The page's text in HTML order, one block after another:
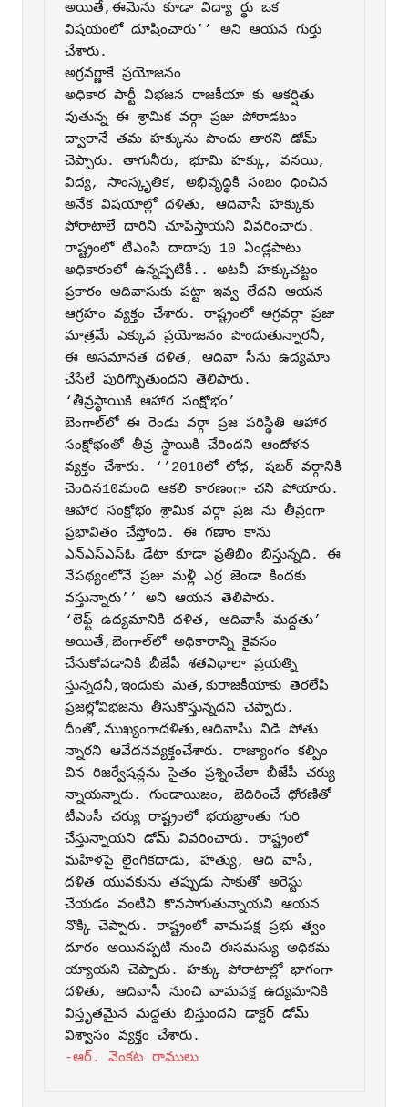
అయితే,ఈమెను కూడా విద్యా ర్థు ఒక
విషయంలో దూషించారు’’ అని ఆయన గుర్తు
చేశారు.
అగ్రవర్ణాకే ప్రయోజనం
అధికార పార్టీ విభజన రాజకీయా కు ఆకర్షితు
వుతున్న ఈ శ్రామిక వర్గా ప్రజు పోరాడటం
ద్వారానే తమ హక్కును పొందు తారని డోమ్‌
చెప్పారు. తాగునీరు, భూమి హక్కు, వనయి,
విద్య, సాంస్కృతిక, అభివృద్ధికి సంబం ధించిన
అనేక విషయాల్లో దళితు, ఆదివాసీ హక్కుకు
పోరాటాలే దారిని చూపిస్తాయని వివరించారు.
రాష్ట్రంలో టీఎంసీ దాదాపు 10 ఏండ్లపాటు
అధికారంలో ఉన్నప్పటికీ.. అటవీ హక్కుచట్టం
ప్రకారం ఆదివాసుకు పట్టా ఇవ్వ లేదని ఆయన
ఆగ్రహం వ్యక్తం చేశారు. రాష్ట్రంలో అగ్రవర్గా ప్రజు
మాత్రమే ఎక్కువ ప్రయోజనం పొందుతున్నారనీ,
ఈ అసమానత దళిత, ఆదివా సీను ఉద్యమాు
చేసేలే పురిగ్పొుతుందని తెలిపారు.
‘తీవ్రస్థాయికి ఆహార సంక్షోభం’
బెంగాల్‌లో ఈ రెండు వర్గా ప్రజ పరిస్థితి ఆహార
సంక్షోభంతో తీవ్ర స్థాయికి చేరిందని ఆందోళన
వ్యక్తం చేశారు. ‘’2018లో లోధ, షబర్‌ వర్గానికి
చెందిన10మంది ఆకలి కారణంగా చని పోయారు.
ఆహార సంక్షోభం శ్రామిక వర్గా ప్రజ ను తీవ్రంగా
ప్రభావితం చేస్తోంది. ఈ గణాం కాను
ఎన్‌ఎస్‌ఎస్‌ఓ డేటా కూడా ప్రతిబిం బిస్తున్నది. ఈ
నేపథ్యంలోనే ప్రజు మళ్లీ ఎర్ర జెండా కిందకు
వస్తున్నారు’’ అని ఆయన తెలిపారు.
‘లెఫ్ట్‌ ఉద్యమానికి దళిత, ఆదివాసీ మద్దతు’
అయితే,బెంగాల్‌లో అధికారాన్ని కైవసం
చేసుకోవడానికి బీజేపీ శతవిధాలా ప్రయత్ని
స్తున్నదనీ,ఇందుకు మత,కురాజకీయాకు తెరలేపి
ప్రజల్లోవిభజను తీసుకొస్తున్నదని చెప్పారు.
దీంతో,ముఖ్యంగాదళితు,ఆదివాసీు విడి పోతు
న్నారని ఆవేదనవ్యక్తంచేశారు. రాజ్యాంగం కల్పిం
చిన రిజర్వేషన్లను సైతం ప్రశ్నించేలా బీజేపీ చర్యు
న్నాయన్నారు. గుండాయిజం, బెదిరించే ధోరణితో
టీఎంసీ చర్యు రాష్ట్రంలో భయభ్రాంతు గురి
చేస్తున్నాయని డోమ్‌ వివరించారు. రాష్ట్రంలో
మహిళపై లైంగికదాడు, హత్యు, ఆది వాసీ,
దళిత యువకును తప్పుడు సాకుతో అరెస్టు
చేయడం వంటివి కొనసాగుతున్నాయని ఆయన
నొక్కి చెప్పారు. రాష్ట్రంలో వామపక్ష ప్రభు త్వం
దూరం అయినప్పటి నుంచి ఈసమస్యు అధికమ
య్యాయని చెప్పారు. హక్కు పోరాటాల్లో భాగంగా
దళితు, ఆదివాసీ నుంచి వామపక్ష ఉద్యమానికి
విస్తృతమైన మద్దతు భిస్తుందని డాక్టర్‌ డోమ్‌
-ఆర్‌. వెంకట రాములు